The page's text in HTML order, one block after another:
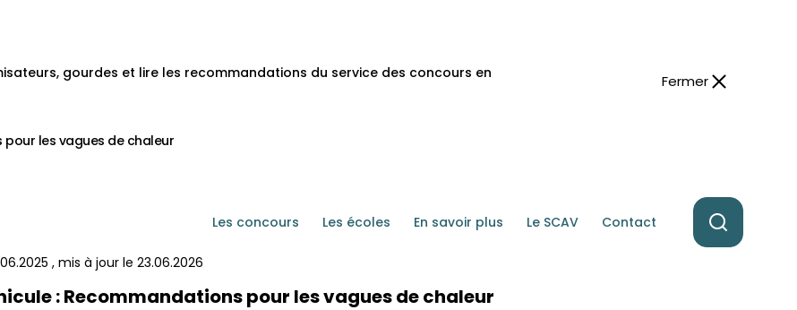
gourdes et lire les recommandations du service des concours en
Fermer
Les concours Les écoles En savoir plus Le SCAV Contact
pour les vagues de chaleur
, mis à jour le 23.06.2026
: Recommandations pour les vagues de chaleur